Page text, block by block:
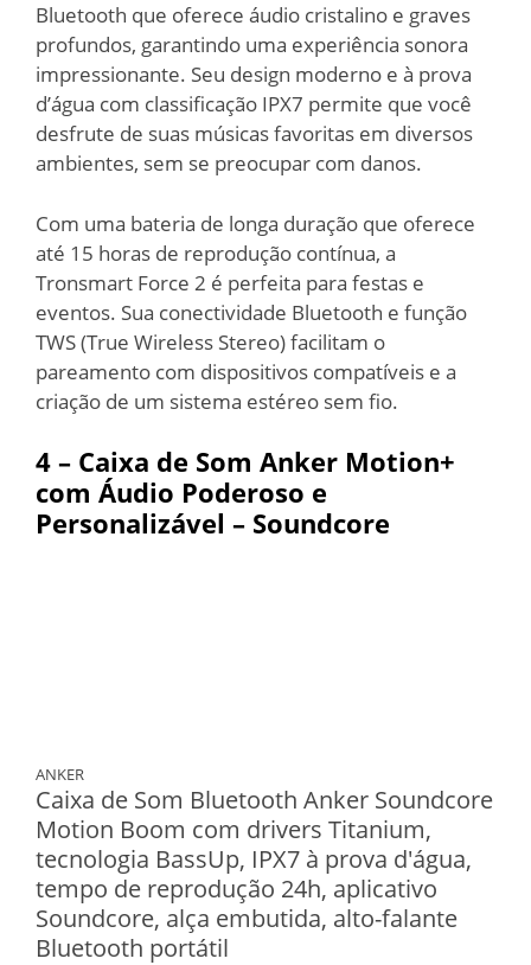
Bluetooth que oferece áudio cristalino e graves
profundos, garantindo uma experiência sonora
impressionante. Seu design moderno e à prova
d’água com classificação IPX7 permite que você
desfrute de suas músicas favoritas em diversos
ambientes, sem se preocupar com danos.
Com uma bateria de longa duração que oferece
até 15 horas de reprodução contínua, a
Tronsmart Force 2 é perfeita para festas e
eventos. Sua conectividade Bluetooth e função
TWS (True Wireless Stereo) facilitam o
pareamento com dispositivos compatíveis e a
criação de um sistema estéreo sem fio.
4 – Caixa de Som Anker Motion+
com Áudio Poderoso e
Personalizável – Soundcore
ANKER
Caixa de Som Bluetooth Anker Soundcore
Motion Boom com drivers Titanium,
tecnologia BassUp, IPX7 à prova d'água,
tempo de reprodução 24h, aplicativo
Soundcore, alça embutida, alto-falante
Bluetooth portátil